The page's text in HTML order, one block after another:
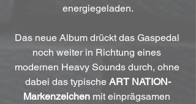
energiegeladen.
Das neue Album drückt das Gaspedal
noch weiter in Richtung eines
modernen Heavy Sounds durch, ohne
dabei das typische ART NATION-
Markenzeichen mit einprägsamen